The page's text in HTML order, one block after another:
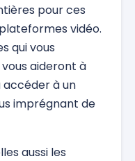
pour ces
vidéo.
qui vous
aideront à
à un
imprégnant de
aussi les